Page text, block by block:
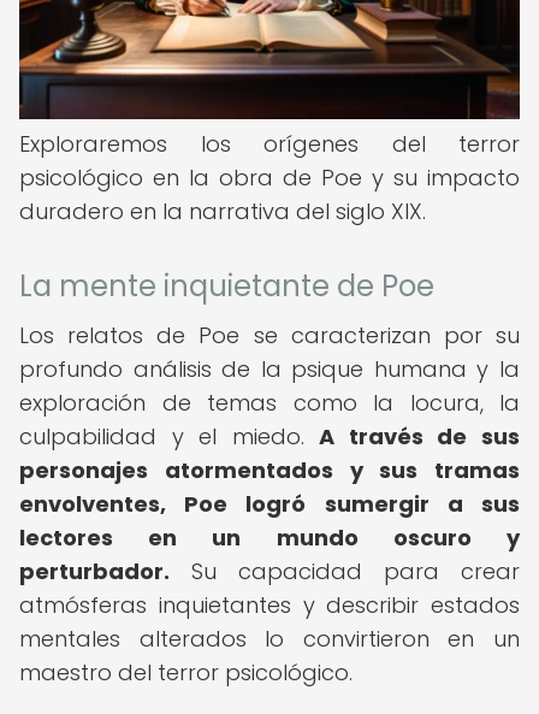
Exploraremos los orígenes del terror
psicológico en la obra de Poe y su impacto
duradero en la narrativa del siglo XIX.
La mente inquietante de Poe
Los relatos de Poe se caracterizan por su
profundo análisis de la psique humana y la
exploración de temas como la locura, la
culpabilidad y el miedo.A través de sus
personajes atormentados y sus tramas
envolventes, Poe logró sumergir a sus
lectores en un mundo oscuro y
perturbador. Su capacidad para crear
atmósferas inquietantes y describir estados
mentales alterados lo convirtieron en un
maestro del terror psicológico.